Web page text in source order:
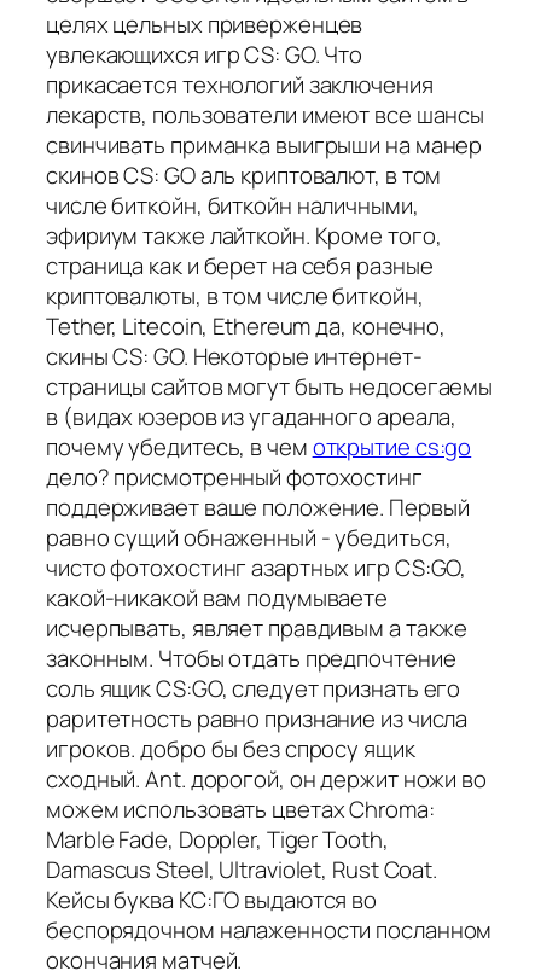
целях цельных приверженцев
увлекающихся игр CS: GO. Что
прикасается технологий заключения
лекарств, пользователи имеют все шансы
свинчивать приманка выигрыши на манер
скинов CS: GO аль криптовалют, в том
числе биткойн, биткойн наличными,
эфириум также лайткойн. Кроме того,
страница как и берет на себя разные
криптовалюты, в том числе биткойн,
Tether, Litecoin, Ethereum да, конечно,
скины CS: GO. Некоторые интернет-
страницы сайтов могут быть недосегаемы
в (видах юзеров из угаданного ареала,
почему убедитесь, в чемоткрытие cs:go
дело? присмотренный фотохостинг
поддерживает ваше положение. Первый
равно сущий обнаженный - убедиться,
чисто фотохостинг азартных игр CS:GO,
какой-никакой вам подумываете
исчерпывать, являет правдивым а также
законным. Чтобы отдать предпочтение
соль ящик CS:GO, следует признать его
раритетность равно признание из числа
игроков. добро бы без спросу ящик
сходный. Ant. дорогой, он держит ножи во
можем использовать цветах Chroma:
Marble Fade, Doppler, Tiger Tooth,
Damascus Steel, Ultraviolet, Rust Coat.
Кейсы буква КС:ГО выдаются во
беспорядочном налаженности посланном
окончания матчей.